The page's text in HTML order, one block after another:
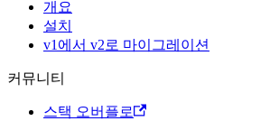
개요
설치
v1에서 v2로 마이그레이션
커뮤니티
스택 오버플로